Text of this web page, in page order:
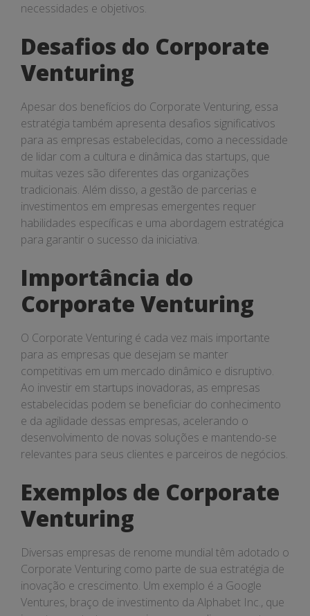
necessidades e objetivos.
Desafios do Corporate
Venturing
Apesar dos benefícios do Corporate Venturing, essa
estratégia também apresenta desafios significativos
para as empresas estabelecidas, como a necessidade
de lidar com a cultura e dinâmica das startups, que
muitas vezes são diferentes das organizações
tradicionais. Além disso, a gestão de parcerias e
investimentos em empresas emergentes requer
habilidades específicas e uma abordagem estratégica
para garantir o sucesso da iniciativa.
Importância do
Corporate Venturing
O Corporate Venturing é cada vez mais importante
para as empresas que desejam se manter
competitivas em um mercado dinâmico e disruptivo.
Ao investir em startups inovadoras, as empresas
estabelecidas podem se beneficiar do conhecimento
e da agilidade dessas empresas, acelerando o
desenvolvimento de novas soluções e mantendo-se
relevantes para seus clientes e parceiros de negócios.
Exemplos de Corporate
Venturing
Diversas empresas de renome mundial têm adotado o
Corporate Venturing como parte de sua estratégia de
inovação e crescimento. Um exemplo é a Google
Ventures, braço de investimento da Alphabet Inc., que